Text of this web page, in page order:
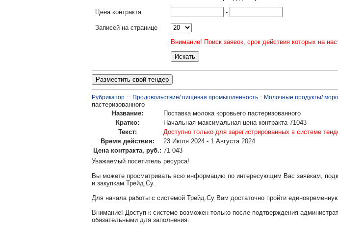
Цена контракта
-
Записей на странице
Внимание! Поиск заявок, срок действия которых на
Разместить свой тендер
Рубрикатор :: Продовольствие/ пищевая промышленность :: Молочные продукты/
пастеризованного
Название:
Поставка молока коровьего пастеризованного
Кратко:
Начальная максимальная цена контракта 71043
Текст:
Доступно только для зарегистрированных в системе
Время действия:
23 Июля 2024 - 1 Августа 2024
Цена контракта, руб.: 71 043
Уважаемый посетитель ресурса!
Вы можете просматривать всю информацию по интересующим Вас заявкам,
и закупкам Трейд.Су.
Для начала работы с системой Трейд.Су Вам достаточно пройти
Внимание! Доступ к системе возможен только после подтверждения
обязательными для заполнения.